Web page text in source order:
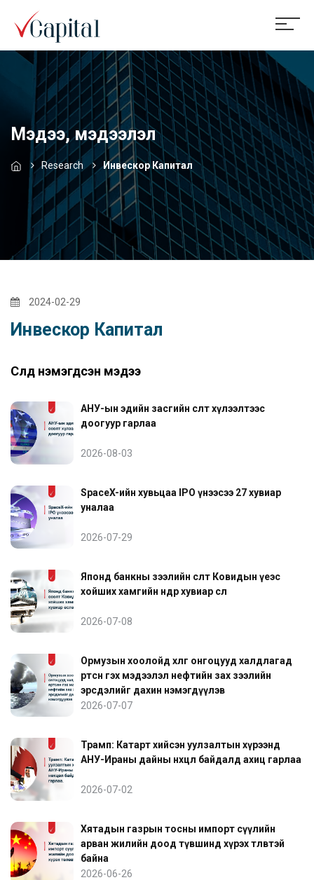
Мэдээ, мэдээлэл
Research Инвескор Капитал
2024-02-29
Инвескор Капитал
Сүүлд нэмэгдсэн мэдээ
АНУ-ын эдийн засгийн өсөлт хүлээлтээс
доогуур гарлаа
2026-08-03
SpaceX-ийн хувьцаа IPO үнээсээ 27 хувиар
уналаа
2026-07-29
Японд банкны зээлийн өсөлт Ковидын үеэс
хойших хамгийн өндөр хувиар өслөө
2026-07-08
Ормузын хоолойд хөлөг онгоцууд халдлагад
өртсөн гэх мэдээлэл нефтийн зах зээлийн
эрсдэлийг дахин нэмэгдүүлэв
2026-07-07
Трамп: Катарт хийсэн уулзалтын хүрээнд
АНУ-Ираны дайны нөхцөл байдалд ахиц гарлаа
2026-07-02
Хятадын газрын тосны импорт сүүлийн
арван жилийн доод түвшинд хүрэх төлөвтэй
байна
2026-06-26